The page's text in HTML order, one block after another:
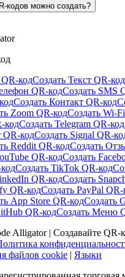
кодов можно создать?
кодСоздать Текст QR-код
QR-кодСоздать SMS
Создать Контакт QR-код
Zoom QR-кодСоздать Wi-
кодСоздать Telegram QR-код
QR-кодСоздать Signal QR-
Reddit QR-кодСоздать
QR-кодСоздать
Создать TikTok QR-код
QR-кодСоздать
QR-кодСоздать PayPal QR-
App Store QR-кодСоздать
QR-кодСоздать Меню
Alligator | Создавайте
файлов cookie | Языки